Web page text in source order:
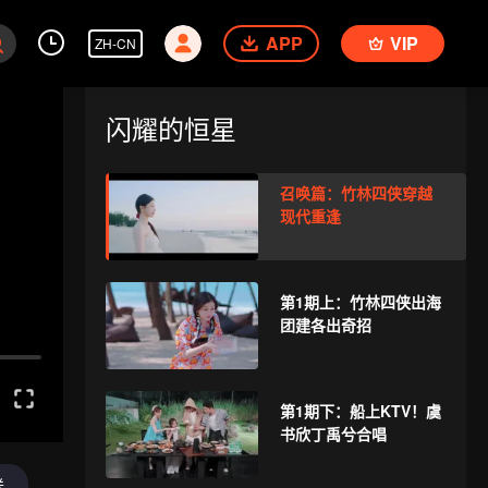
ZH-CN APP VIP
闪耀的恒星
召唤篇：竹林四侠穿越
现代重逢
第1期上：竹林四侠出海
团建各出奇招
第1期下：船上KTV！虞
书欣丁禹兮合唱